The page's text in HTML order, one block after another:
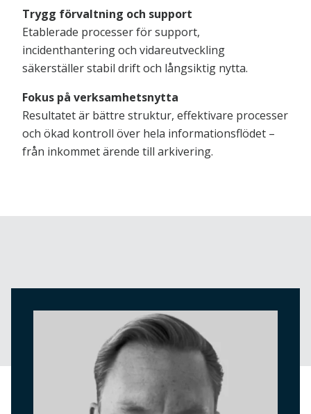
Trygg förvaltning och support
Etablerade processer för support,
incidenthantering och vidareutveckling
säkerställer stabil drift och långsiktig nytta.
Fokus på verksamhetsnytta
Resultatet är bättre struktur, effektivare processer
och ökad kontroll över hela informationsflödet –
från inkommet ärende till arkivering.